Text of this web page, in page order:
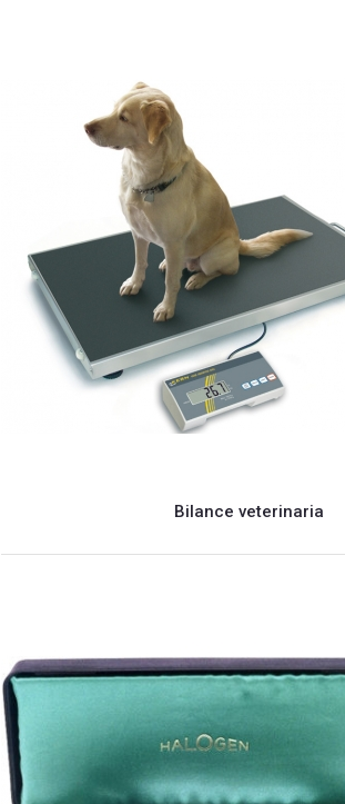
Bilance veterinaria